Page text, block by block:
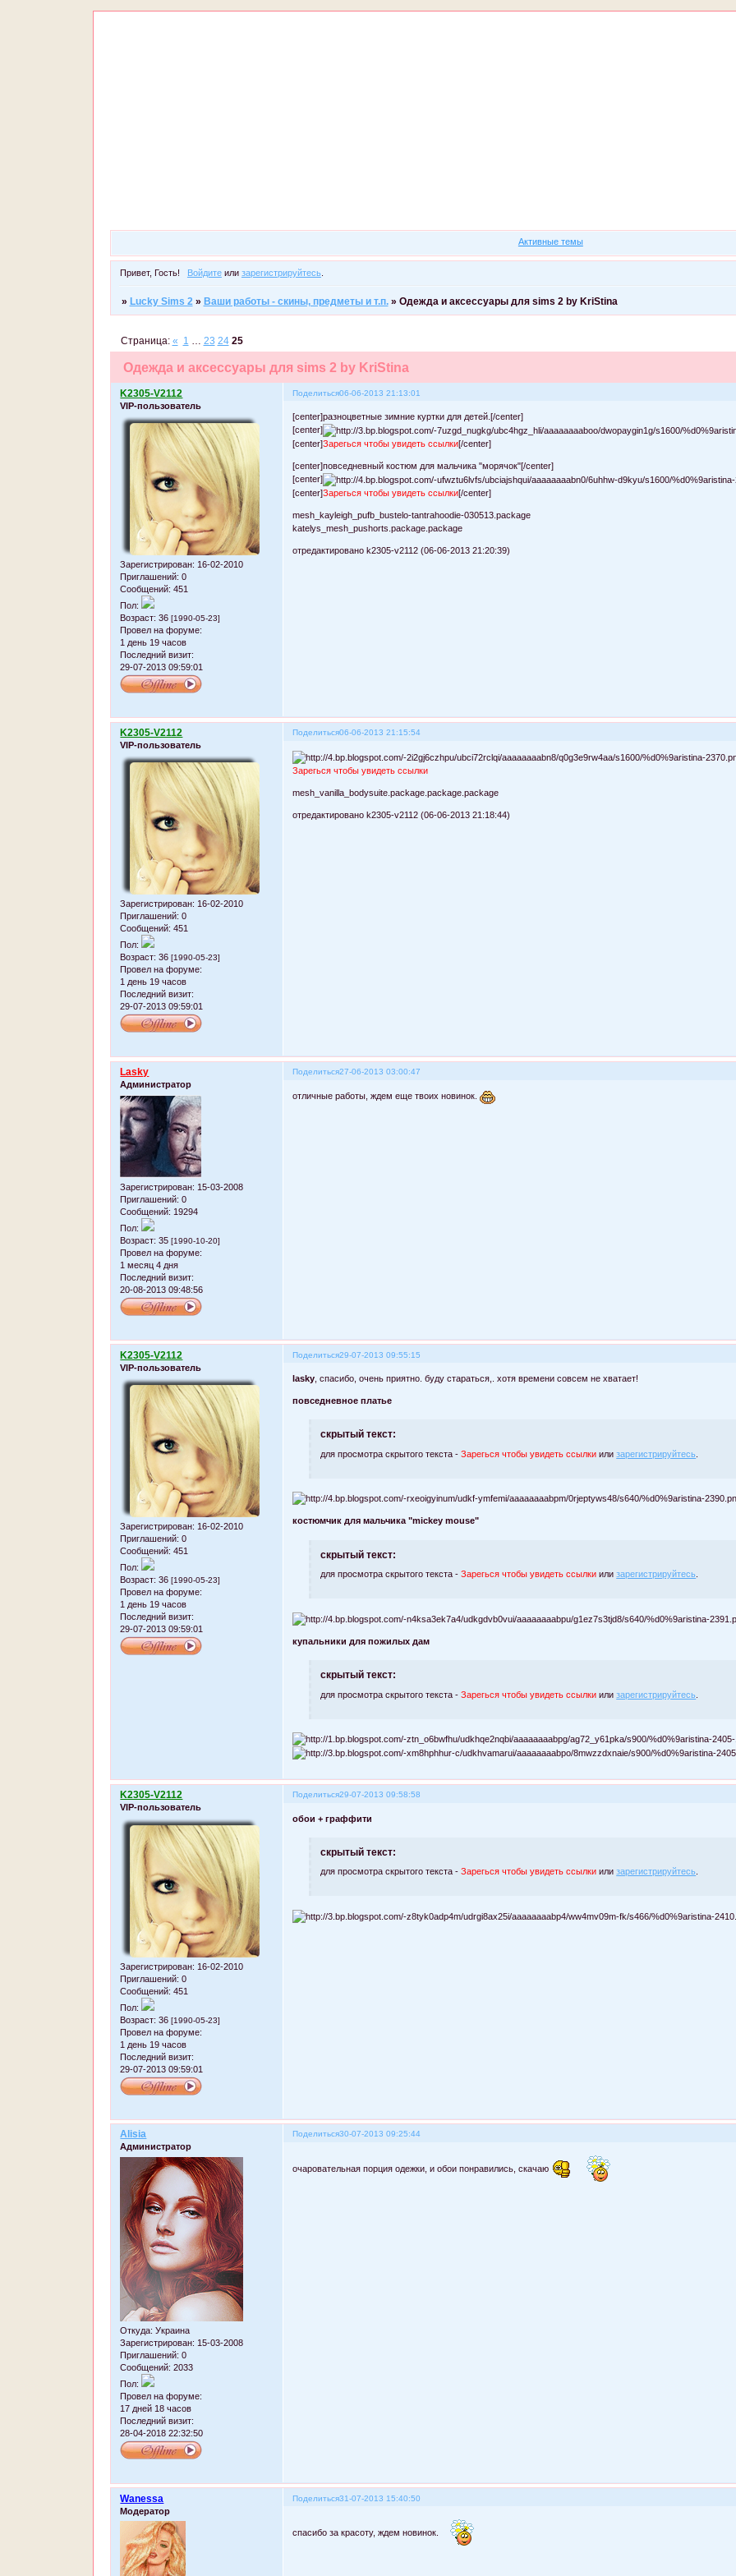
Активные темы
Привет, Гость! Войдитеили зарегистрируйтесь.
» Lucky Sims 2 » Ваши работы - скины, предметы и т.п. » Одежда и аксессуары для sims 2 by KriStina
Одежда и аксессуары для sims 2 by KriStina
Страница: « 1 … 23 24 25
Поделиться06-06-2013 21:13:01
K2305-V2112
VIP-пользователь
Зарегистрирован: 16-02-2010
Приглашений: 0
Сообщений: 451
Пол:
Возраст: 36[1990-05-23]
Провел на форуме:
1 день 19 часов
Последний визит:
29-07-2013 09:59:01
[center]разноцветные зимние куртки для детей.[/center]
[center]
[center]Зарегься чтобы увидеть ссылки[/center]
[center]повседневный костюм для мальчика "морячок"[/center]
[center]
[center]Зарегься чтобы увидеть ссылки[/center]
mesh_kayleigh_pufb_bustelo-tantrahoodie-030513.package
katelys_mesh_pushorts.package.package
отредактировано k2305-v2112 (06-06-2013 21:20:39)
Поделиться06-06-2013 21:15:54
K2305-V2112
VIP-пользователь
Зарегистрирован: 16-02-2010
Приглашений: 0
Сообщений: 451
Пол:
Возраст: 36[1990-05-23]
Провел на форуме:
1 день 19 часов
Последний визит:
29-07-2013 09:59:01
Зарегься чтобы увидеть ссылки
mesh_vanilla_bodysuite.package.package.package
отредактировано k2305-v2112 (06-06-2013 21:18:44)
Поделиться27-06-2013 03:00:47
Lasky
Администратор
Зарегистрирован: 15-03-2008
Приглашений: 0
Сообщений: 19294
Пол:
Возраст: 35[1990-10-20]
Провел на форуме:
1 месяц 4 дня
Последний визит:
20-08-2013 09:48:56
отличные работы, ждем еще твоих новинок.
Поделиться29-07-2013 09:55:15
K2305-V2112
VIP-пользователь
Зарегистрирован: 16-02-2010
Приглашений: 0
Сообщений: 451
Пол:
Возраст: 36[1990-05-23]
Провел на форуме:
1 день 19 часов
Последний визит:
29-07-2013 09:59:01
lasky , спасибо, очень приятно. буду стараться,. хотя времени совсем не хватает!
повседневное платье
скрытый текст:
для просмотра скрытого текста -Зарегься чтобы увидеть ссылки илизарегистрируйтесь
костюмчик для мальчика "mickey mouse"
скрытый текст:
для просмотра скрытого текста -Зарегься чтобы увидеть ссылки илизарегистрируйтесь
купальники для пожилых дам
скрытый текст:
для просмотра скрытого текста -Зарегься чтобы увидеть ссылки илизарегистрируйтесь
Поделиться29-07-2013 09:58:58
K2305-V2112
VIP-пользователь
Зарегистрирован: 16-02-2010
Приглашений: 0
Сообщений: 451
Пол:
Возраст: 36[1990-05-23]
Провел на форуме:
1 день 19 часов
Последний визит:
29-07-2013 09:59:01
обои + граффити
скрытый текст:
для просмотра скрытого текста -Зарегься чтобы увидеть ссылки илизарегистрируйтесь.
Поделиться30-07-2013 09:25:44
Alisia
Администратор
Откуда: Украина
Зарегистрирован: 15-03-2008
Приглашений: 0
Сообщений: 2033
Пол:
Провел на форуме:
17 дней 18 часов
Последний визит:
28-04-2018 22:32:50
очаровательная порция одежки, и обои понравились, скачаю
Поделиться31-07-2013 15:40:50
Wanessa
Модератор
спасибо за красоту, ждем новинок.